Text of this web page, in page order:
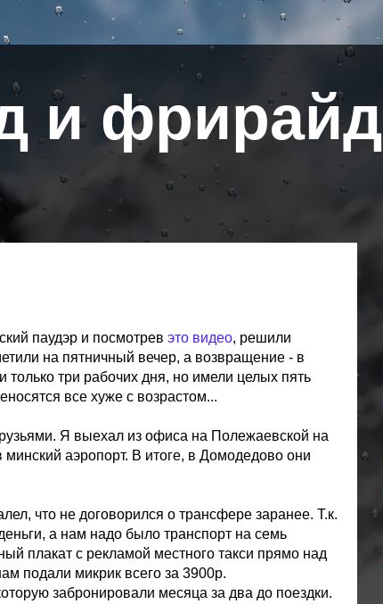
и фрирайд
паудэр и посмотрев это видео, решили
на пятничный вечер, а возвращение - в
только три рабочих дня, но имели целых пять
все хуже с возрастом...
Я выехал из офиса на Полежаевской на
аэропорт. В итоге, в Домодедово они
что не договорился о трансфере заранее. Т.к.
а нам надо было транспорт на семь
плакат с рекламой местного такси прямо над
подали микрик всего за 3900р.
забронировали месяца за два до поездки.